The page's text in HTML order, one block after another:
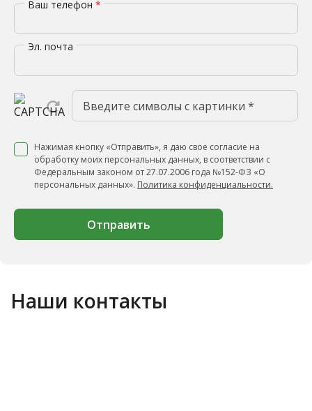
Ваш телефон *
Эл. почта
Нажимая кнопку «Отправить», я даю свое согласие на
обработку моих персональных данных, в соответствии с
Федеральным законом от 27.07.2006 года №152-ФЗ «О
персональных данных». Политика конфиденциальности.
Отправить
Наши контакты